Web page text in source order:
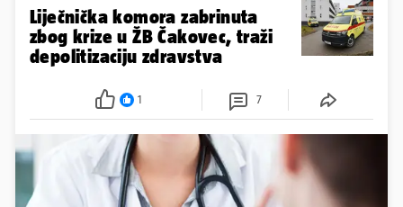
Liječnička komora zabrinuta
zbog krize u ŽB Čakovec, traži
depolitizaciju zdravstva
1 7